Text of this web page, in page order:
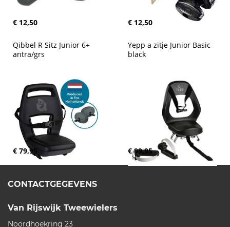
€ 12,50 € 12,50
Qibbel R Sitz Junior 6+
antra/grs
€ 79,95
Yepp a zitje Junior Basic
black
€ 99,95
CONTACTGEGEVENS
Van Rijswijk Tweewielers
Noordhoekring 23